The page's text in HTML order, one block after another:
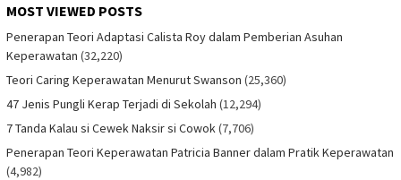
MOST VIEWED POSTS
Penerapan Teori Adaptasi Calista Roy dalam Pemberian Asuhan
Keperawatan (32,220)
Teori Caring Keperawatan Menurut Swanson (25,360)
47 Jenis Pungli Kerap Terjadi di Sekolah (12,294)
7 Tanda Kalau si Cewek Naksir si Cowok(7,706)
Penerapan Teori Keperawatan Patricia Banner dalam Pratik Keperawatan
(4,982)